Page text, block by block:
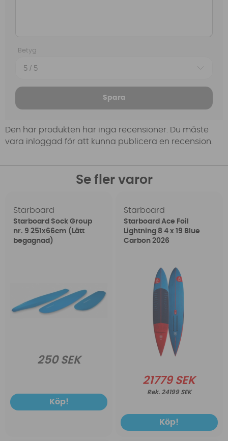
Betyg
Spara
Den här produkten har inga recensioner. Du måste
vara inloggad för att kunna publicera en recension.
Se fler varor
Starboard
Starboard Sock Group
nr. 9 251x66cm (Lätt
begagnad)
250 SEK
Köp!
Starboard
Starboard Ace Foil
Lightning 8 4 x 19 Blue
Carbon 2026
21779 SEK
24199 SEK
Köp!